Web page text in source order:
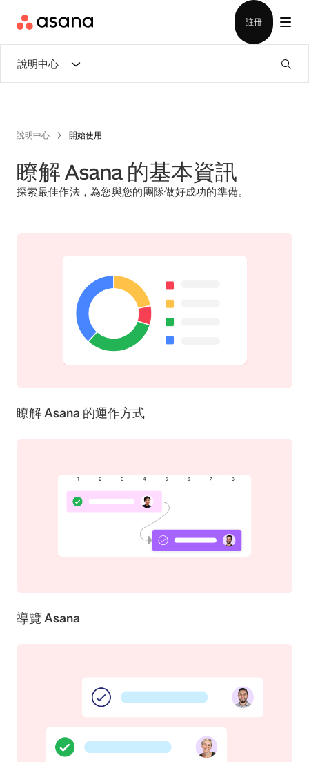
註冊
下載應用程式
說明中心
說明中心 開始使用
瞭解 Asana 的基本資訊
探索最佳作法，為您與您的團隊做好成功的準備。
瞭解 Asana 的運作方式
導覽 Asana